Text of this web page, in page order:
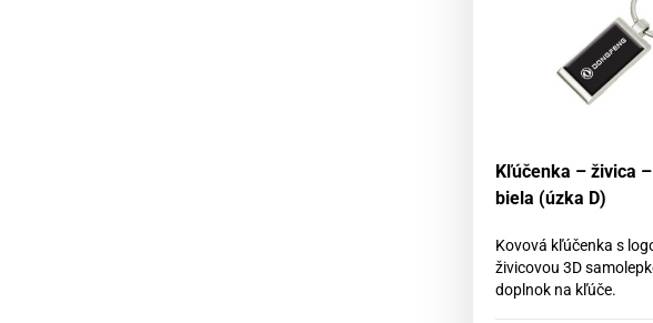
Kľúčenka – živica
biela (úzka D)
Kovová kľúčenka s
živicovou 3D
doplnok na kľúče.